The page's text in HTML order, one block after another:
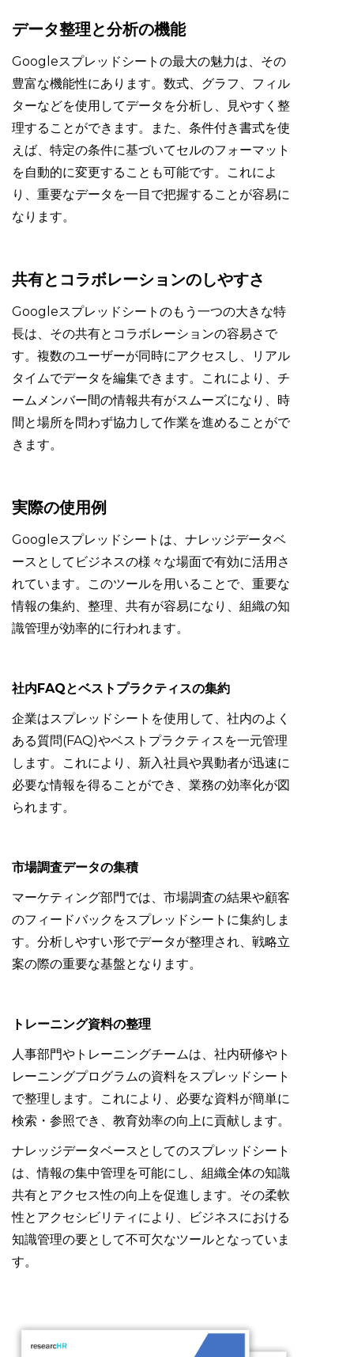
データ整理と分析の機能
Googleスプレッドシートの最大の魅力は、その
豊富な機能性にあります。数式、グラフ、フィル
ターなどを使用してデータを分析し、見やすく整
理することができます。また、条件付き書式を使
えば、特定の条件に基づいてセルのフォーマット
を自動的に変更することも可能です。これによ
り、重要なデータを一目で把握することが容易に
なります。
共有とコラボレーションのしやすさ
Googleスプレッドシートのもう一つの大きな特
長は、その共有とコラボレーションの容易さで
す。複数のユーザーが同時にアクセスし、リアル
タイムでデータを編集できます。これにより、チ
ームメンバー間の情報共有がスムーズになり、時
間と場所を問わず協力して作業を進めることがで
きます。
実際の使用例
Googleスプレッドシートは、ナレッジデータベ
ースとしてビジネスの様々な場面で有効に活用さ
れています。このツールを用いることで、重要な
情報の集約、整理、共有が容易になり、組織の知
識管理が効率的に行われます。
社内FAQとベストプラクティスの集約
企業はスプレッドシートを使用して、社内のよく
ある質問(FAQ)やベストプラクティスを一元管理
します。これにより、新入社員や異動者が迅速に
必要な情報を得ることができ、業務の効率化が図
られます。
市場調査データの集積
マーケティング部門では、市場調査の結果や顧客
のフィードバックをスプレッドシートに集約しま
す。分析しやすい形でデータが整理され、戦略立
案の際の重要な基盤となります。
トレーニング資料の整理
人事部門やトレーニングチームは、社内研修やト
レーニングプログラムの資料をスプレッドシート
で整理します。これにより、必要な資料が簡単に
検索・参照でき、教育効率の向上に貢献します。
ナレッジデータベースとしてのスプレッドシート
は、情報の集中管理を可能にし、組織全体の知識
共有とアクセス性の向上を促進します。その柔軟
性とアクセシビリティにより、ビジネスにおける
知識管理の要として不可欠なツールとなっていま
す。